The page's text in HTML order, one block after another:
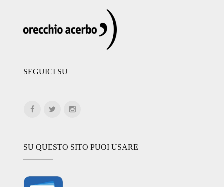
SEGUICI SU
SU QUESTO SITO PUOI USARE